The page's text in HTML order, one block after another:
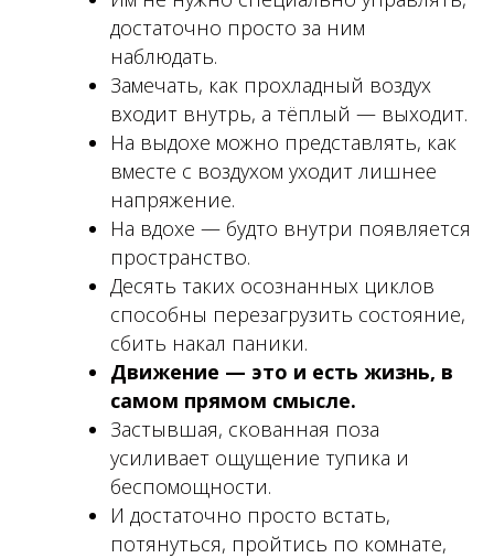
достаточно просто за ним
наблюдать.
Замечать, как прохладный воздух
входит внутрь, а тёплый — выходит.
На выдохе можно представлять, как
вместе с воздухом уходит лишнее
напряжение.
На вдохе — будто внутри появляется
пространство.
Десять таких осознанных циклов
способны перезагрузить состояние,
сбить накал паники.
Движение — это и есть жизнь, в
самом прямом смысле.
Застывшая, скованная поза
усиливает ощущение тупика и
беспомощности.
И достаточно просто встать,
потянуться, пройтись по комнате,